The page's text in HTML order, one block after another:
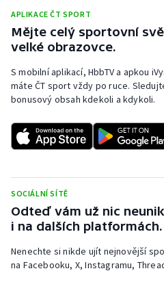
Ragby
Rychlobruslení
Rychlostní kanoistika
Short track
Sportovní střelba
Triatlon
Vodní slalom
APLIKACE ČT SPORT
Mějte celý sportovní
velké obrazovce.
S mobilní aplikací, HbbTV a apkou
máte ČT sport vždy po ruce.
bonusový obsah kdekoli a kdykoli.
SOCIÁLNÍ SÍTĚ
Odteď vám už nic
i na dalších platformách.
Nenechte si nikde ujít nejnovější
na Facebooku, X, Instagramu,